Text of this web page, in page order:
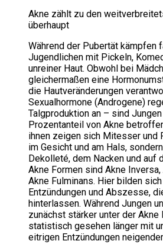
Akne zählt zu den
überhaupt
Während der Pubertät kämpfen
Jugendlichen mit Pickeln,
unreiner Haut. Obwohl bei
gleichermaßen eine
die Hautveränderungen
Sexualhormone (Androgene)
Talgproduktion an – sind
Prozentanteil von Akne
ihnen zeigen sich Mitesser und
im Gesicht und am Hals,
Dekolleté, dem Nacken und auf
Akne Formen sind Akne
Akne Fulminans. Hier bilden
Entzündungen und Abszesse,
hinterlassen. Während Jungen
zunächst stärker unter der Akne
statistisch gesehen länger mit
eitrigen Entzündungen